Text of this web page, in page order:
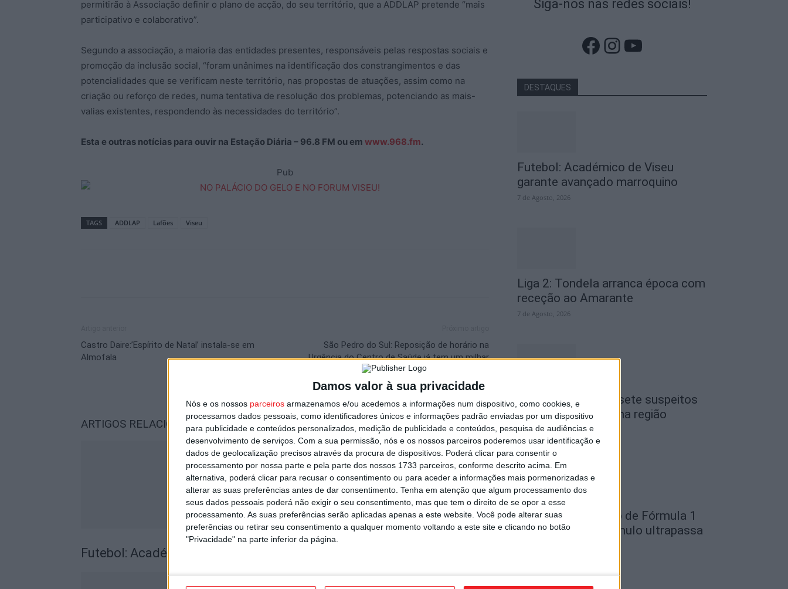
Damos valor à sua privacidade
Nós e os nossos parceiros armazenamos e/ou acedemos a informações num dispositivo, como cookies, e
processamos dados pessoais, como identificadores únicos e informações padrão enviadas por um dispositivo
para publicidade e conteúdos personalizados, medição de publicidade e conteúdos, pesquisa de audiências e
desenvolvimento de serviços. Com a sua permissão, nós e os nossos parceiros poderemos usar identificação e
dados de geolocalização precisos através da procura de dispositivos. Poderá clicar para consentir o
processamento por nossa parte e pela parte dos nossos 1733 parceiros, conforme descrito acima. Em
alternativa, poderá clicar para recusar o consentimento ou para aceder a informações mais pormenorizadas e
alterar as suas preferências antes de dar consentimento. Tenha em atenção que algum processamento dos
seus dados pessoais poderá não exigir o seu consentimento, mas que tem o direito de se opor a esse
processamento. As suas preferências serão aplicadas apenas a este website. Você pode alterar suas
preferências ou retirar seu consentimento a qualquer momento voltando a este site e clicando no botão
"Privacidade" na parte inferior da página.
permitirão à Associação definir o plano de acção, do seu território, que a ADDLAP pretende “mais
participativo e colaborativo”.
Segundo a associação, a maioria das entidades presentes, responsáveis pelas respostas sociais e
promoção da inclusão social, “foram unânimes na identificação dos constrangimentos e das
potencialidades que se verificam neste território, nas propostas de atuações, assim como na
criação ou reforço de redes, numa tentativa de resolução dos problemas, potenciando as mais-
valias existentes, respondendo às necessidades do território”.
Esta e outras notícias para ouvir na Estação Diária – 96.8 FM ou em www.968.fm.
Pub
TAGS ADDLAP Lafões Viseu
Castro Daire:’Espírito de Natal’ instala-se em
Almofala
São Pedro do Sul: Reposição de horário na
Urgência do Centro de Saúde já tem um milhar
ARTIGOS RELACIONADOSMais do autor
Futebol: Académico de Viseu garante avançado marroquino
Siga-nos nas redes sociais!
Facebook
Instagram
YouTube
DESTAQUES
Futebol: Académico de Viseu
garante avançado marroquino
7 de Agosto, 2026
Liga 2: Tondela arranca época com
receção ao Amarante
7 de Agosto, 2026
Viseu: GNR detém sete suspeitos
por furto de cobre na região
6 de Agosto, 2026
Tondela: Exposição de Fórmula 1
no Museu do Caramulo ultrapassa